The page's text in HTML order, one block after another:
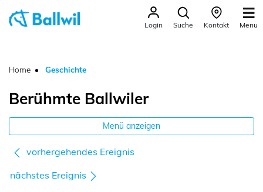
Ballwil
Login Suche Kontakt Menu
Home Geschichte(ausgewählt)
Berühmte Ballwiler
Menü anzeigen
vorhergehendes Ereignis
nächstes Ereignis